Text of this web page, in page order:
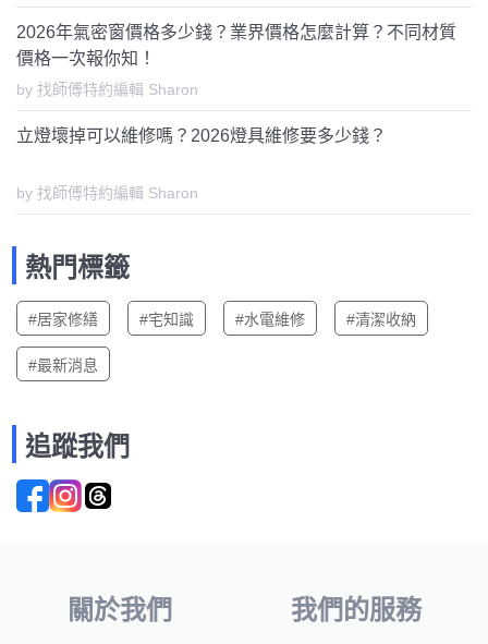
2026年氣密窗價格多少錢？業界價格怎麼計算？不同材質
價格一次報你知！
by 找師傅特約編輯 Sharon
立燈壞掉可以維修嗎？2026燈具維修要多少錢？
by 找師傅特約編輯 Sharon
熱門標籤
#居家修繕 #宅知識 #水電維修 #清潔收納
#最新消息
追蹤我們
關於我們 我們的服務